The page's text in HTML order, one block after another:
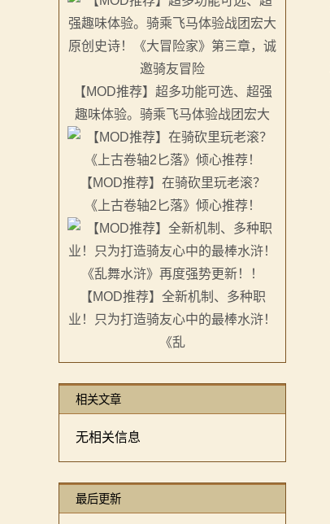
【MOD推荐】超多功能可选、超强
趣味体验。骑乘飞马体验战团宏大
【MOD推荐】在骑砍里玩老滚？
《上古卷轴2匕落》倾心推荐！
【MOD推荐】全新机制、多种职
业！只为打造骑友心中的最棒水浒！
《乱
相关文章
无相关信息
最后更新